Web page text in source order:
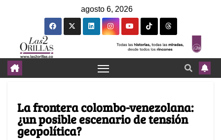
agosto 6, 2026
La frontera colombo-venezolana:
¿un posible escenario de tensión
geopolítica?